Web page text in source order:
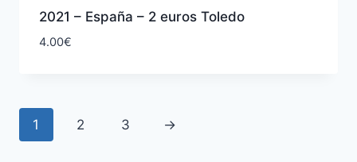
2021 – España – 2 euros Toledo
4.00€
1 2 3 →